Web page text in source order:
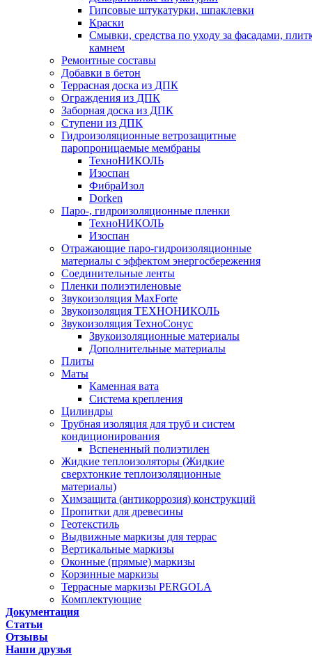
Гипсовые штукатурки, шпаклевки
Краски
Смывки, средства по уходу за фасадами,
камнем
Ремонтные составы
Добавки в бетон
Террасная доска из ДПК
Ограждения из ДПК
Заборная доска из ДПК
Ступени из ДПК
Гидроизоляционные ветрозащитные
паропроницаемые мембраны
ТехноНИКОЛЬ
Изоспан
ФибраИзол
Dorken
Паро-, гидроизоляционные пленки
ТехноНИКОЛЬ
Изоспан
Отражающие паро-гидроизоляционные
материалы с эффектом энергосбережения
Соединительные ленты
Пленки полиэтиленовые
Звукоизоляция MaxForte
Звукоизоляция ТЕХНОНИКОЛЬ
Звукоизоляция ТехноСонус
Звукоизоляционные материалы
Дополнительные материалы
Плиты
Маты
Каменная вата
Система крепления
Цилиндры
Трубная изоляция для труб и систем
кондиционирования
Вспененный полиэтилен
Жидкие теплоизоляторы (Жидкие
сверхтонкие теплоизоляционные
материалы)
Химзащита (антикоррозия) конструкций
Пропитки для древесины
Геотекстиль
Выдвижные маркизы для террас
Вертикальные маркизы
Оконные (прямые) маркизы
Корзинные маркизы
Террасные маркизы PERGOLA
Комплектующие
Документация
Статьи
Отзывы
Наши друзья